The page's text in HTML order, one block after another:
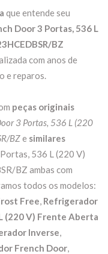
que entende seu
Door 3 Portas, 536 L
BZ
com anos de
e reparos.
peças originais
3 Portas, 536 L (220
BZe similares
536 L (220 V)
BZ ambas com
todos os modelos:
Free, Refrigerador
(220 V) Frente Aberta
Inverse,
French Door,